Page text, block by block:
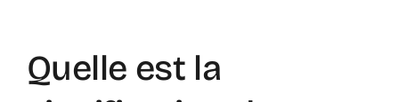
Trends En Evoluties Van De Reissector
Quelle est la